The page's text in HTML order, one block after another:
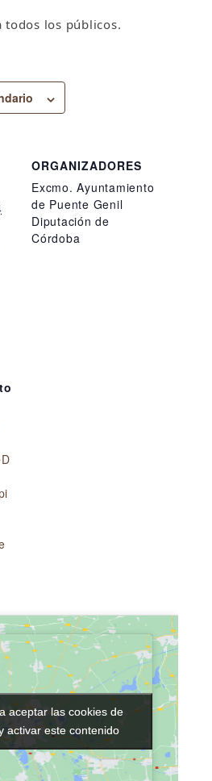
todos los públicos.
ORGANIZADORES
Excmo. Ayuntamiento
de Puente Genil
Diputación de
Córdoba
aceptar las cookies de
activar este contenido
aceptar las cookies de
activar este contenido